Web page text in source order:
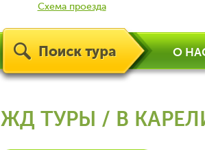
Схема проезда
О
ЖД ТУРЫ / В